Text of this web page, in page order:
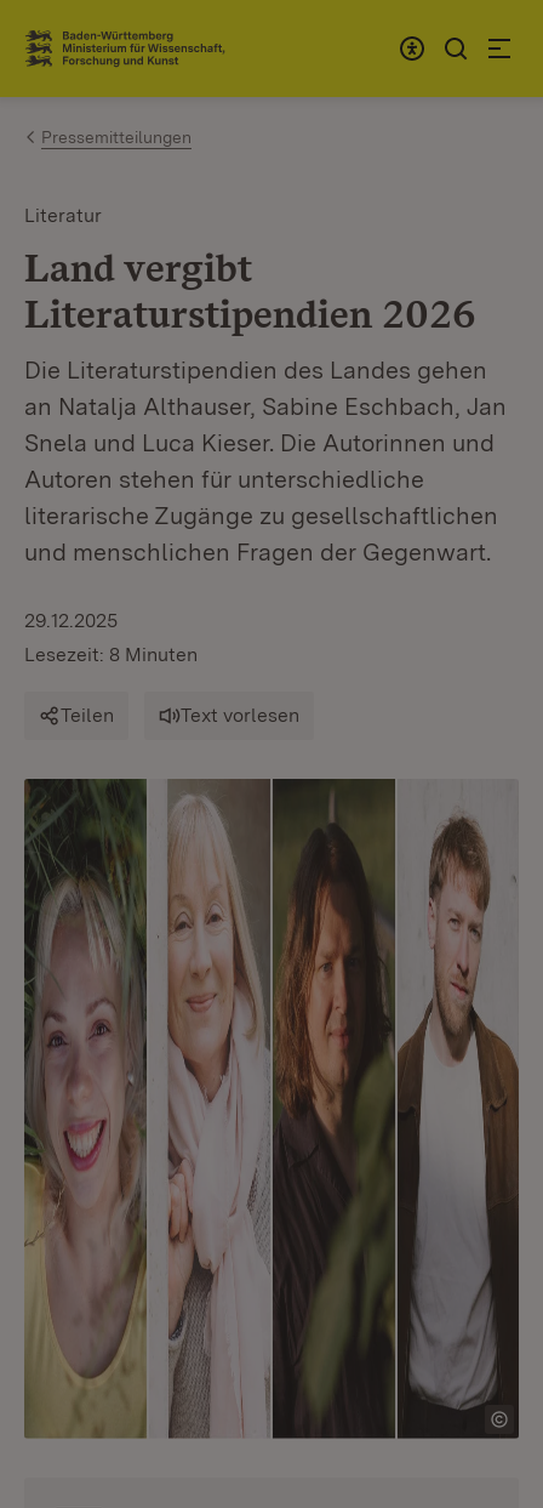
Zum Inhalt springen
Link zur Startseite
Pressemitteilungen
Literatur
Land vergibt
Literaturstipendien 2026
Die Literaturstipendien des Landes gehen
an Natalja Althauser, Sabine Eschbach, Jan
Snela und Luca Kieser. Die Autorinnen und
Autoren stehen für unterschiedliche
literarische Zugänge zu gesellschaftlichen
und menschlichen Fragen der Gegenwart.
29.12.2025
Lesezeit: 8 Minuten
Teilen Text vorlesen